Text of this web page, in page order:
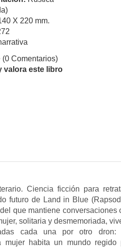
X 220 mm.
(0 Comentarios)
valora este libro
Ciencia ficción para
futuro de Land in Blue
que mantiene conversaciones
solitaria y desmemoriada,
cada una por otro dron:
mujer habita un mundo